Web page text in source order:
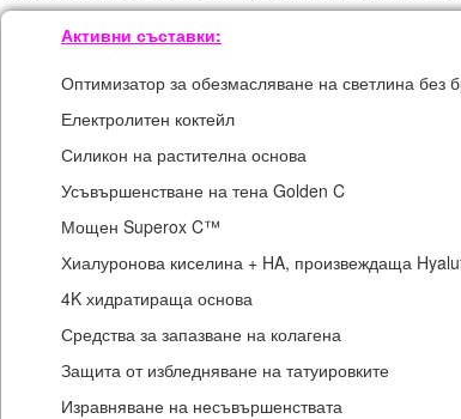
Активни съставки:
Оптимизатор за обезмасляване на светлина без
Електролитен коктейл
Силикон на растителна основа
Усъвършенстване на тена Golden C
Мощен Superox C™
Хиалуронова киселина + HA, произвеждаща
4K хидратираща основа
Средства за запазване на колагена
Защита от избледняване на татуировките
Изравняване на несъвършенствата